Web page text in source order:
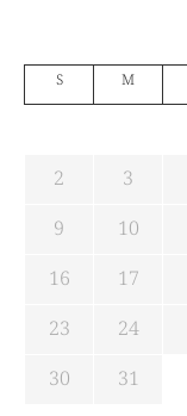
S M
2
3
9
10
16
17
23
24
30
31